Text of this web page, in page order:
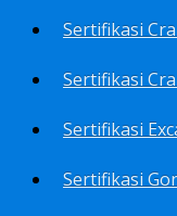
Sertifikasi
Sertifikasi
Sertifikasi